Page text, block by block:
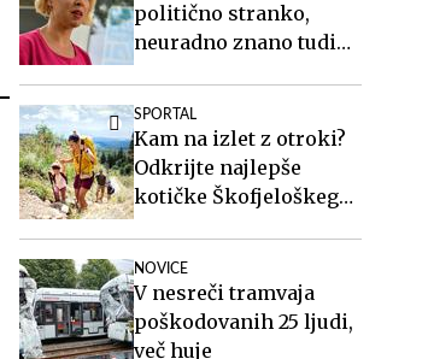
politično stranko,
neuradno znano tudi
SPORTAL
Kam na izlet z otroki?
Odkrijte najlepše
kotičke Škofjeloškega
NOVICE
V nesreči tramvaja
poškodovanih 25 ljudi,
več huje